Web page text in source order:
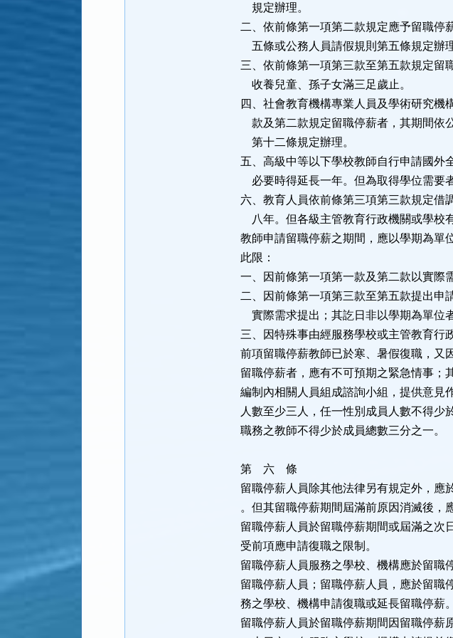
規定辦理。
二、依前條第一項第二款規定應予留職停
五條或公務人員請假規則第五條規定辦理
三、依前條第一項第三款至第五款規定留
收養兒童、孫子女滿三足歲止。
四、社會教育機構專業人員及學術研究機
款及第二款規定留職停薪者，其期間依
第十二條規定辦理。
五、高級中等以下學校教師自行申請國外
必要時得延長一年。但為取得學位需要
六、教育人員依前條第三項第三款規定借
八年。但各級主管教育行政機關或學校
教師申請留職停薪之期間，應以學期為單
此限：
一、因前條第一項第一款及第二款以實際
二、因前條第一項第三款至第五款提出申
實際需求提出；其訖日非以學期為單位
三、因特殊事由經服務學校或主管教育行
前項留職停薪教師已於寒、暑假復職，又
留職停薪者，應有不可預期之緊急情事；
編制內相關人員組成諮詢小組，提供意見
人數至少三人，任一性別成員人數不得少
職務之教師不得少於成員總數三分之一。
第 六 條
留職停薪人員除其他法律另有規定外，應
。但其留職停薪期間屆滿前原因消滅後，
留職停薪人員於留職停薪期間或屆滿之次
受前項應申請復職之限制。
留職停薪人員服務之學校、機構應於留職
留職停薪人員；留職停薪人員，應於留職
務之學校、機構申請復職或延長留職停薪。
留職停薪人員於留職停薪期間因留職停薪